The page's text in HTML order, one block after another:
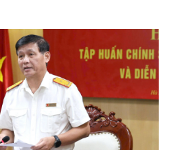
Câu chuyện thời sự
Đọc truyện đêm khuya
Cửa sổ tình yêu
Kể chuyện cho bé
Hạt giống tâm hồn